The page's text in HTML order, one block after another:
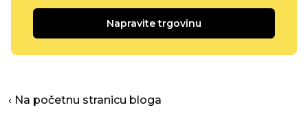
Napravite trgovinu
‹ Na početnu stranicu bloga